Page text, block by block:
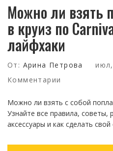
Можно ли взять
в круиз по
лайфхаки
От: Арина Петрова
Комментарии
Можно ли взять с собой
Узнайте все правила, советы,
аксессуары и как сделать